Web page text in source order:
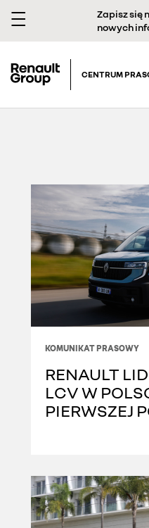
Zapisz się
nowych
CENTRUM
KOMUNIKAT PRASOWY
RENAULT
LCV W
PIERWSZEJ